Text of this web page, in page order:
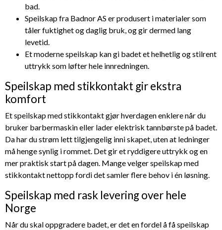
bad.
Speilskap fra Badnor AS er produsert i materialer som
tåler fuktighet og daglig bruk, og gir dermed lang
levetid.
Et moderne speilskap kan gi badet et helhetlig og stilrent
uttrykk som løfter hele innredningen.
Speilskap med stikkontakt gir ekstra
komfort
Et speilskap med stikkontakt gjør hverdagen enklere når du
bruker barbermaskin eller lader elektrisk tannbørste på badet.
Da har du strøm lett tilgjengelig inni skapet, uten at ledninger
må henge synlig i rommet. Det gir et ryddigere uttrykk og en
mer praktisk start på dagen. Mange velger speilskap med
stikkontakt nettopp fordi det samler flere behov i én løsning.
Speilskap med rask levering over hele
Norge
Når du skal oppgradere badet, er det en fordel å få speilskap